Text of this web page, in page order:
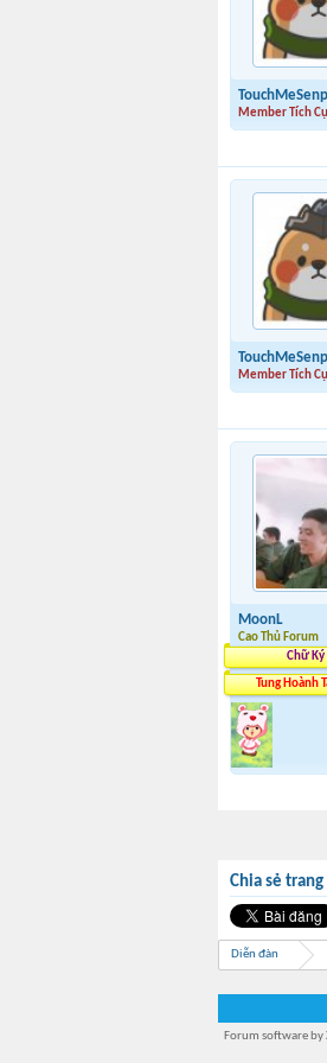
Member Tích
Member Tích
MoonL
Cao Thủ Forum
Chữ
Tung Hoành
Chia sẻ trang
Diễn đàn
Forum software by